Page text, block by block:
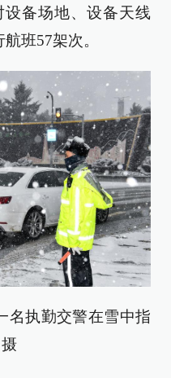
备场地、设备天线
班57架次。
名执勤交警在雪中指